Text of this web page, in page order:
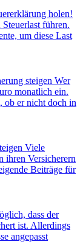
holen!
führen.
um diese Last
steigen Wer
monatlich ein.
ob er nicht doch in
Viele
ihren Versicherern
Beiträge für
dass der
ist. Allerdings
angepasst